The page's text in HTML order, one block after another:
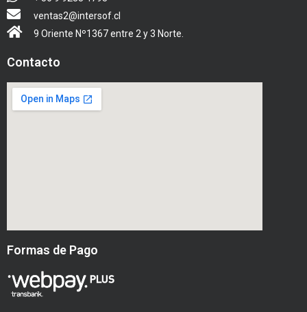
ventas2@intersof.cl
9 Oriente Nº1367 entre 2 y 3 Norte.
Contacto
Formas de Pago